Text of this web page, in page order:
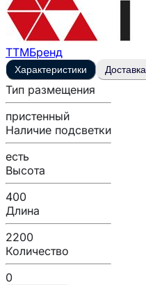
ТТМБренд
Характеристики Доставка
Тип размещения
пристенный
Наличие подсветки
есть
Высота
400
Длина
2200
Количество
0